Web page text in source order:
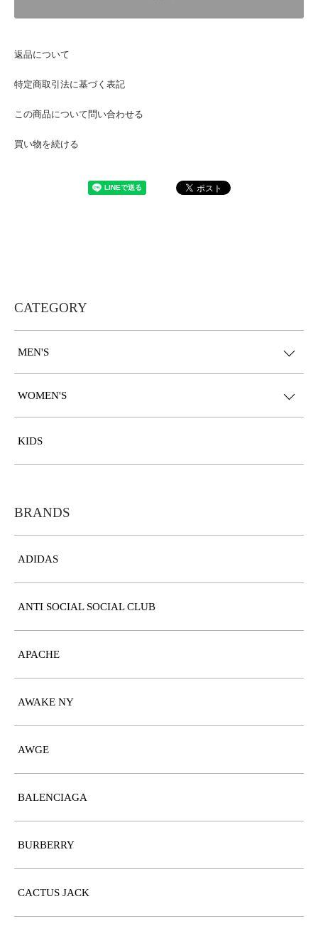
返品について
特定商取引法に基づく表記
この商品について問い合わせる
買い物を続ける
CATEGORY
MEN'S
WOMEN'S
KIDS
BRANDS
ADIDAS
ANTI SOCIAL SOCIAL CLUB
APACHE
AWAKE NY
AWGE
BALENCIAGA
BURBERRY
CACTUS JACK